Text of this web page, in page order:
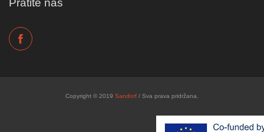
Copyright © 2019 Sandorf / Sva prava pridržana.